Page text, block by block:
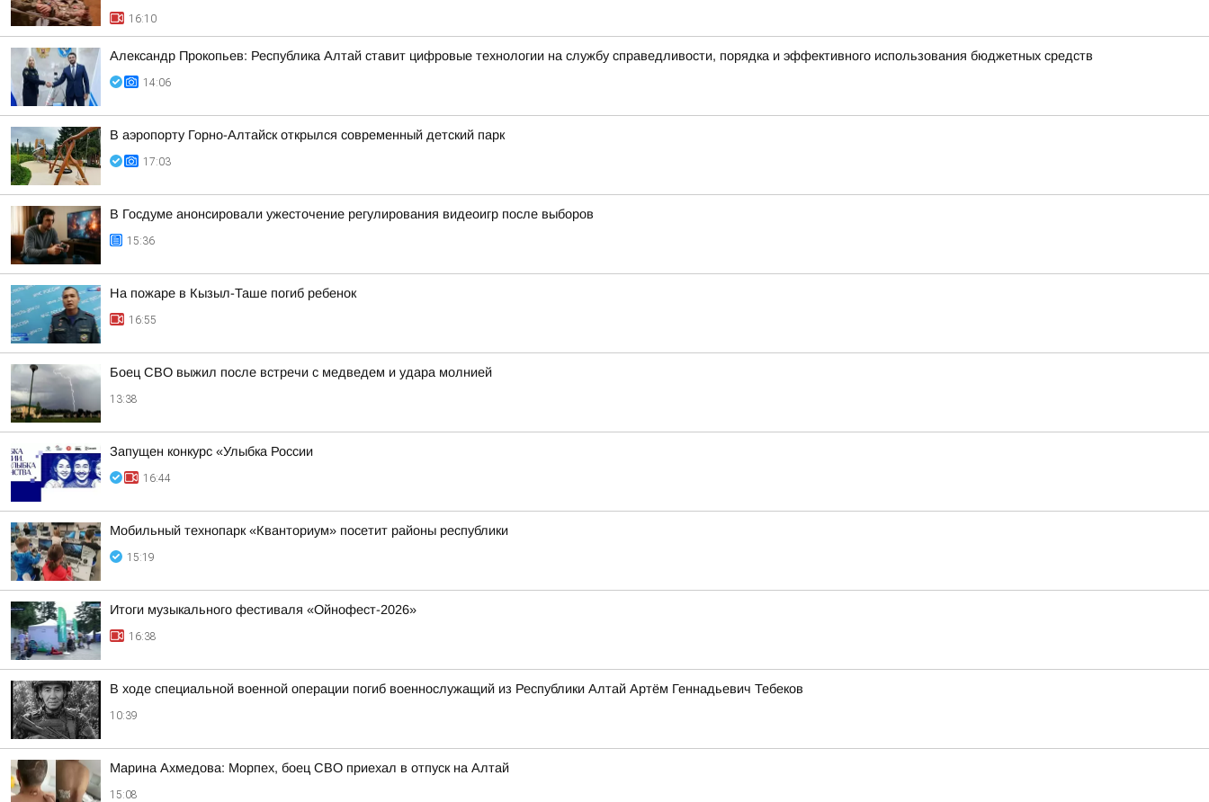
16:10
Александр Прокопьев: Республика Алтай ставит цифровые технологии на службу справедливости, порядка и эффективного использования бюджетных средств
14:06
В аэропорту Горно-Алтайск открылся современный детский парк
17:03
В Госдуме анонсировали ужесточение регулирования видеоигр после выборов
15:36
На пожаре в Кызыл-Таше погиб ребенок
16:55
Боец СВО выжил после встречи с медведем и удара молнией
13:38
Запущен конкурс «Улыбка России
16:44
Мобильный технопарк «Кванториум» посетит районы республики
15:19
Итоги музыкального фестиваля «Ойнофест-2026»
16:38
В ходе специальной военной операции погиб военнослужащий из Республики Алтай Артём Геннадьевич Тебеков
10:39
Марина Ахмедова: Морпех, боец СВО приехал в отпуск на Алтай
15:08